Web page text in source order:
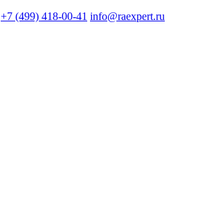
+7 (499) 418-00-41 info@raexpert.ru